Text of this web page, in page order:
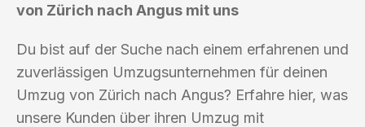
von Zürich nach Angus mit uns
Du bist auf der Suche nach einem erfahrenen und
zuverlässigen Umzugsunternehmen für deinen
Umzug von Zürich nach Angus? Erfahre hier, was
unsere Kunden über ihren Umzug mit